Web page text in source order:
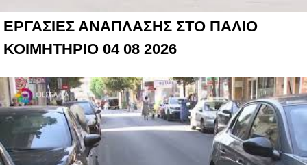
ΕΡΓΑΣΙΕΣ ΑΝΑΠΛΑΣΗΣ ΣΤΟ ΠΑΛΙΟ
ΚΟΙΜΗΤΗΡΙΟ 04 08 2026